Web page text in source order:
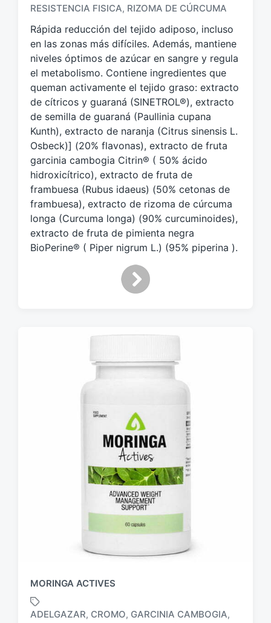
q
e
t
a
d
o
c
n
RESISTENCIA FISICA, RIZOMA DE CÚRCUMA
Rápida reducción del tejido adiposo, incluso
en las zonas más difíciles. Además, mantiene
niveles óptimos de azúcar en sangre y regula
el metabolismo. Contiene ingredientes que
queman activamente el tejido graso: extracto
de cítricos y guaraná (SINETROL®), extracto
de semilla de guaraná (Paullinia cupana
Kunth), extracto de naranja (Citrus sinensis L.
Osbeck)] (20% flavonas), extracto de fruta
garcinia cambogia Citrin® ( 50% ácido
hidroxicítrico), extracto de fruta de
frambuesa (Rubus idaeus) (50% cetonas de
frambuesa), extracto de rizoma de cúrcuma
longa (Curcuma longa) (90% curcuminoides),
extracto de fruta de pimienta negra
BioPerine® ( Piper nigrum L.) (95% piperina ).
MORINGA ACTIVES
ADELGAZAR, CROMO, GARCINIA CAMBOGIA,